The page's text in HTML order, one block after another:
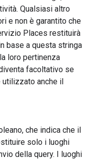
Qualsiasi altro
e non è garantito che
Places restituirà
base a questa stringa
loro pertinenza
facoltativo se
anche il
che indica che il
solo i luoghi
della query. I luoghi